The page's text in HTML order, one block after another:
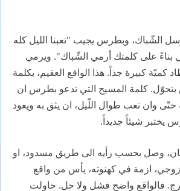
الشّباك، وبطرس يجيب "تعبنا الليل كله
بناءً على كلمتك أرمي الشّباك". ويرمي
كبيرة جذاً. هذا الواقع العقيم، بكلمة
كلمة المسيح التي تدعو بطرس ان
وان تعب طوال اللّيل، ان يثق به ويعود
يختبر شيئاً جديداً.
وصل بحسب رأيه الى طريق مسدود، او
ازمة في كهنوته، يأس من واقع
فالواقع واضح فشل ولا حل. حاولت